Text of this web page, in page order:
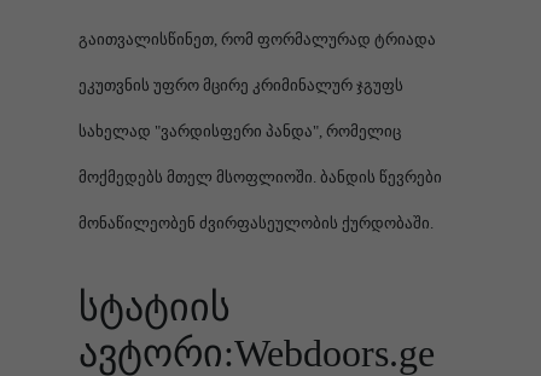
გაითვალისწინეთ, რომ ფორმალურად ტრიადა
ეკუთვნის უფრო მცირე კრიმინალურ ჯგუფს
სახელად "ვარდისფერი პანდა", რომელიც
მოქმედებს მთელ მსოფლიოში. ბანდის წევრები
მონაწილეობენ ძვირფასეულობის ქურდობაში.
სტატიის
ავტორი:Webdoors.ge